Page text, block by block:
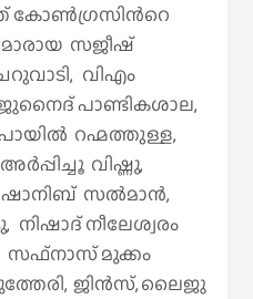
കോൺഗ്രസിൻറെ
സജീഷ്
വിഎം
പാണ്ടികശാല,
റഹ്മത്തുള്ള,
വിഷ്ണു,
ഷാനിബ് സൽമാൻ,
നീലേശ്വരം
സഫ്നാസ് മുക്കം
ജിൻസ്, ലൈജു